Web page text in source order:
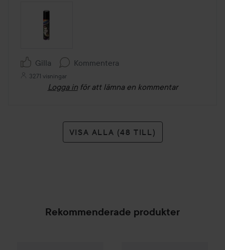
Gilla Kommentera
3271 visningar
Logga in för att lämna en kommentar
VISA ALLA (48 TILL)
Rekommenderade produkter